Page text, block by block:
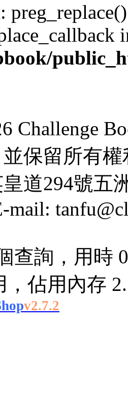
:
Challenge
保留所有權
道294號五
mail:
查詢，用時
，佔用內存
v2.7.2